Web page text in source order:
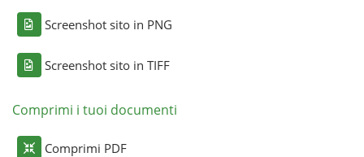
Screenshot sito in PNG
Screenshot sito in TIFF
Comprimi i tuoi documenti
Comprimi PDF